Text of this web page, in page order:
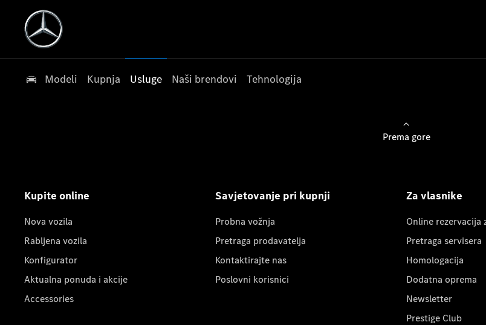
Modeli Kupnja Usluge Naši brendovi Tehnologija
Prema gore
Kupite online
Nova vozila
Rabljena vozila
Konfigurator
Aktualna ponuda i akcije
Accessories
Savjetovanje pri kupnji
Probna vožnja
Pretraga prodavatelja
Kontaktirajte nas
Poslovni korisnici
Za vlasnike
Online rezervacija
Pretraga servisera
Homologacija
Dodatna oprema
Newsletter
Prestige Club